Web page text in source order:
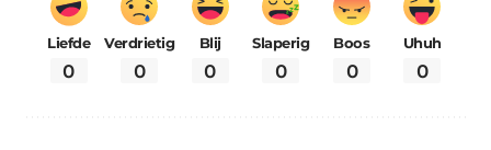
Liefde
0
Verdrietig
0
Blij
0
Slaperig
0
Boos
0
Uhuh
0